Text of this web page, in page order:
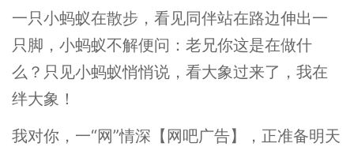
一只小蚂蚁在散步，看见同伴站在路边伸出一
只脚，小蚂蚁不解便问：老兄你这是在做什
么？只见小蚂蚁悄悄说，看大象过来了，我在
绊大象！
我对你，一“网”情深【网吧广告】，正准备明天